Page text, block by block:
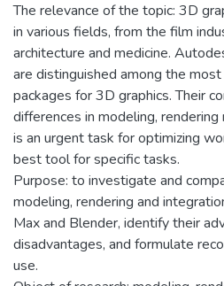
The relevance of the topic: 3D
in various fields, from the film
architecture and medicine.
are distinguished among the
packages for 3D graphics. Their
differences in modeling,
is an urgent task for optimizing
best tool for specific tasks.
Purpose: to investigate and
modeling, rendering and
Max and Blender, identify their
disadvantages, and formulate
use.